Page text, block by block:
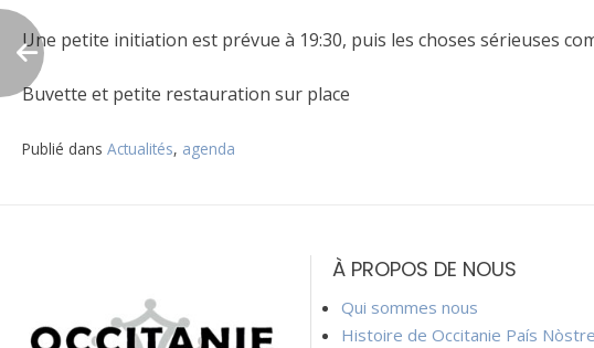
Une petite initiation est prévue à 19:30, puis les choses sérieuses
Buvette et petite restauration sur place
Publié dans Actualités, agenda
l’article
À PROPOS DE NOUS
Qui sommes nous
Histoire de Occitanie País Nòstre